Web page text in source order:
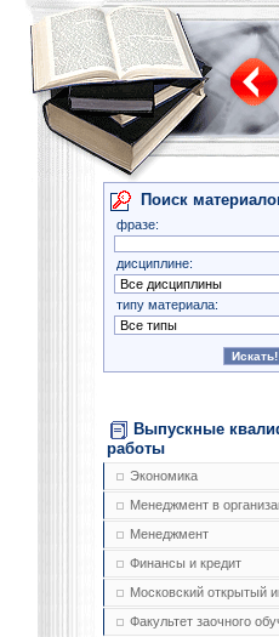
Поиск
фразе:
дисциплине:
типу материала:
Выпускные
работы
Экономика
Менеджмент в
Менеджмент
Финансы и кредит
Московский открытый
Факультет заочного